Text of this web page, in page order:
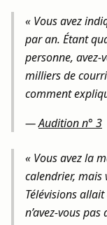
« Vous avez
par an. Étant
personne, avez-
milliers de
comment
—Audition n° 3
« Vous avez la
calendrier, mais
Télévisions
n’avez-vous